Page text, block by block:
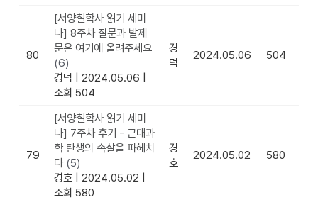
80
[서양철학사 읽기 세미
나] 8주차 질문과 발제
문은 여기에 올려주세요
(6)
경덕 | 2024.05.06 |
조회 504
경
덕
2024.05.06 504
79
[서양철학사 읽기 세미
나] 7주차 후기 - 근대과
학 탄생의 속살을 파헤치
다 (5)
경호 | 2024.05.02 |
조회 580
경
호
2024.05.02 580